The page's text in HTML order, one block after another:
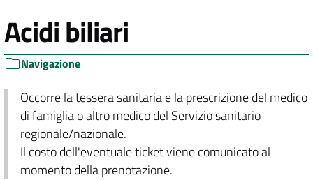
Acidi biliari
Navigazione
Occorre la tessera sanitaria e la prescrizione del medico
di famiglia o altro medico del Servizio sanitario
regionale/nazionale.
Il costo dell'eventuale ticket viene comunicato al
momento della prenotazione.